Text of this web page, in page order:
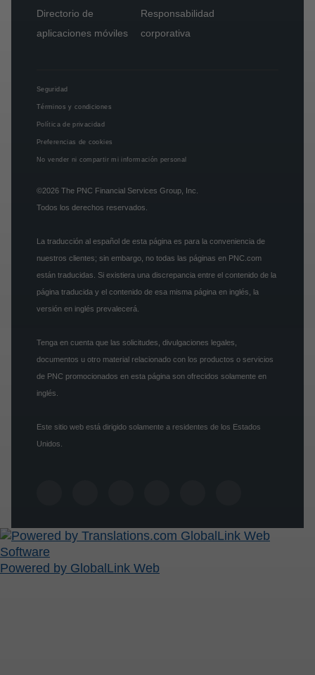
Directorio de
aplicaciones móviles
Responsabilidad
corporativa
Seguridad
Términos y condiciones
Política de privacidad
Preferencias de cookies
No vender ni compartir mi información personal
©2026 The PNC Financial Services Group, Inc.
Todos los derechos reservados.
La traducción al español de esta página es para la conveniencia de
nuestros clientes; sin embargo, no todas las páginas en PNC.com
están traducidas. Si existiera una discrepancia entre el contenido de la
página traducida y el contenido de esa misma página en inglés, la
versión en inglés prevalecerá.
Tenga en cuenta que las solicitudes, divulgaciones legales,
documentos u otro material relacionado con los productos o servicios
de PNC promocionados en esta página son ofrecidos solamente en
inglés.
Este sitio web está dirigido solamente a residentes de los Estados
Unidos.
Powered by GlobalLink Web